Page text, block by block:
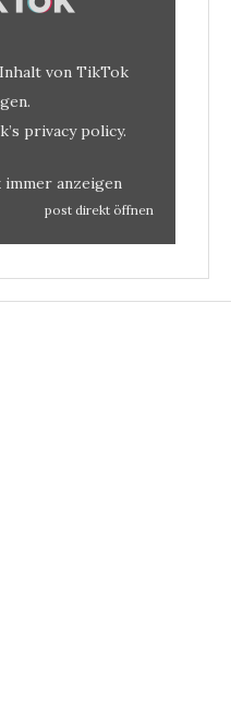
von TikTok
privacy policy.
anzeigen
post direkt öffnen